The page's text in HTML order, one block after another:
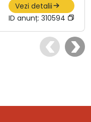
Vezi detalii
ID anunț: 310594